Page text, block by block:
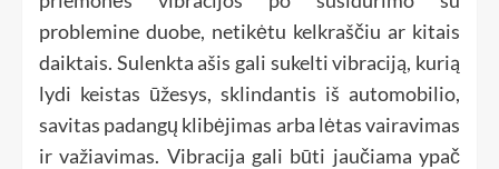
problemine duobe, netikėtu kelkraščiu ar kitais
daiktais. Sulenkta ašis gali sukelti vibraciją, kurią
lydi keistas ūžesys, sklindantis iš automobilio,
savitas padangų klibėjimas arba lėtas vairavimas
ir važiavimas. Vibracija gali būti jaučiama ypač